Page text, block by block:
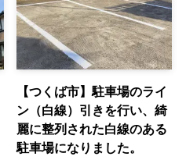
【つくば市】駐車場のライ
ン（白線）引きを行い、綺
麗に整列された白線のある
駐車場になりました。